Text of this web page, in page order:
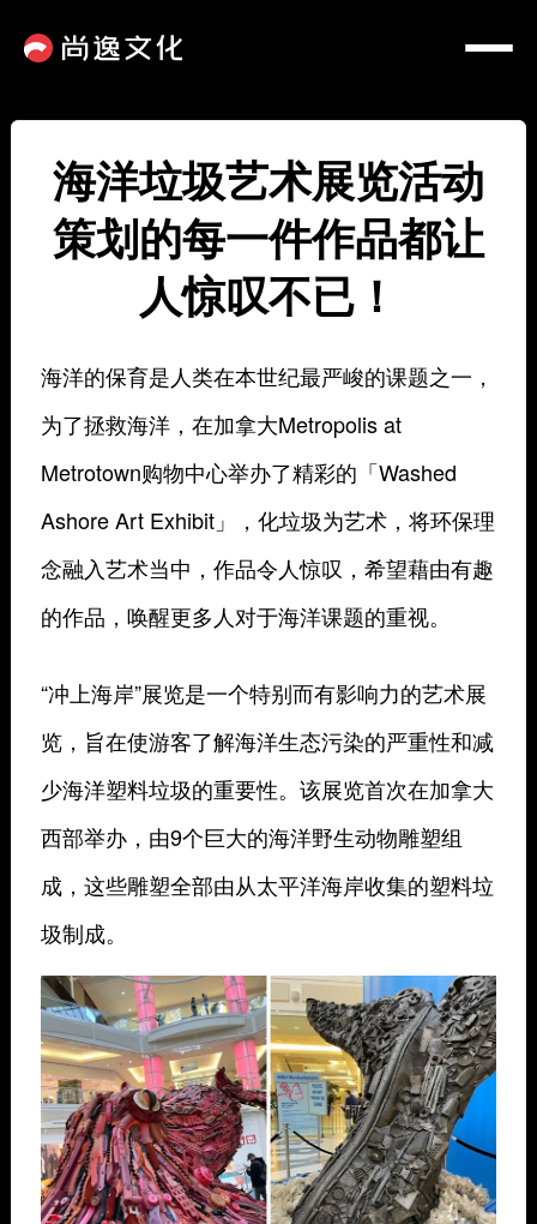
海洋垃圾艺术展览活动
策划的每一件作品都让
人惊叹不已！
海洋的保育是人类在本世纪最严峻的课题之一，
为了拯救海洋，在加拿大Metropolis at
Metrotown购物中心举办了精彩的「Washed
Ashore Art Exhibit」，化垃圾为艺术，将环保理
念融入艺术当中，作品令人惊叹，希望藉由有趣
的作品，唤醒更多人对于海洋课题的重视。
“冲上海岸”展览是一个特别而有影响力的艺术展
览，旨在使游客了解海洋生态污染的严重性和减
少海洋塑料垃圾的重要性。该展览首次在加拿大
西部举办，由9个巨大的海洋野生动物雕塑组
成，这些雕塑全部由从太平洋海岸收集的塑料垃
圾制成。